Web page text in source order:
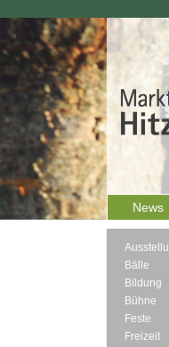
News
Bälle
Bildung
Bühne
Feste
Freizeit